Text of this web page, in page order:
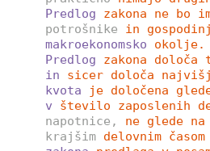
Predlog
zakona ne bo
potrošnike
in
makroekonomsko
okolje.
Predlog
zakona določa
in
sicer določa
kvota
je določena
v
število zaposlenih
napotnice,
ne glede
krajšim delovnim